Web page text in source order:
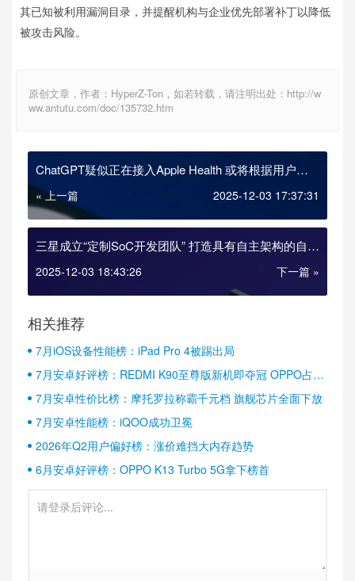
其已知被利用漏洞目录，并提醒机构与企业优先部署补丁以降低
被攻击风险。
原创文章，作者：HyperZ-Ton，如若转载，请注明出处：http://w
ww.antutu.com/doc/135732.htm
ChatGPT疑似正在接入Apple Health 或将根据用户健
« 上一篇 2025-12-03 17:37:31
三星成立“定制SoC开发团队” 打造具有自主架构的自研
2025-12-03 18:43:26 下一篇 »
相关推荐
7月iOS设备性能榜：iPad Pro 4被踢出局
7月安卓好评榜：REDMI K90至尊版新机即夺冠 OPPO占据
半壁江山
7月安卓性价比榜：摩托罗拉称霸千元档 旗舰芯片全面下放
7月安卓性能榜：iQOO成功卫冕
2026年Q2用户偏好榜：涨价难挡大内存趋势
6月安卓好评榜：OPPO K13 Turbo 5G拿下榜首